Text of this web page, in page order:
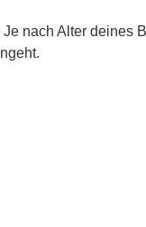
nach Alter deines